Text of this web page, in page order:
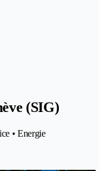
(SIG)
• Energie